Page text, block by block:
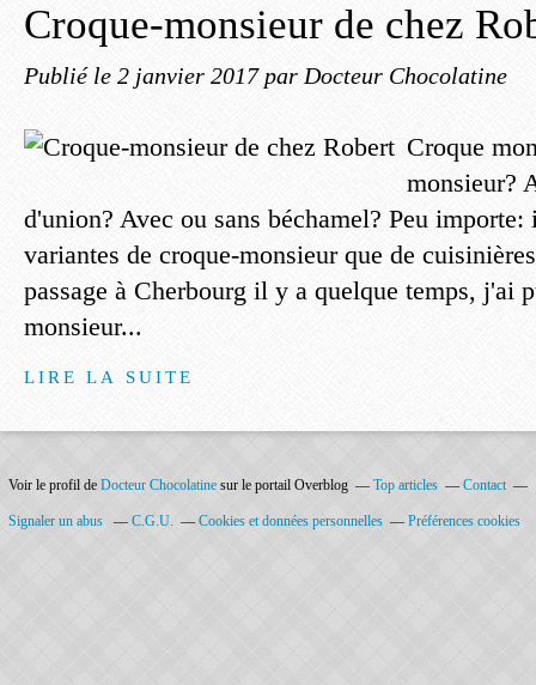
Croque-monsieur de chez
Publié le 2 janvier 2017 par Docteur Chocolatine
Croque
monsieur?
d'union? Avec ou sans béchamel? Peu
variantes de croque-monsieur que de
passage à Cherbourg il y a quelque temps, j'ai
monsieur...
LIRE LA SUITE
Voir le profil de Docteur Chocolatine sur le portail Overblog Top articles Contact
Signaler un abus C.G.U. Cookies et données personnelles Préférences cookies